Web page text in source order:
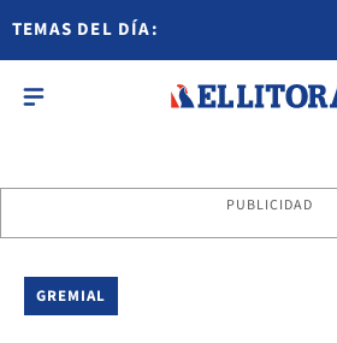
TEMAS DEL DÍA:
PUBLICIDAD
GREMIAL